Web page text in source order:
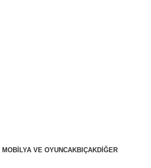
MOBILYA VE OYUNCAKBIÇAKDIĞER